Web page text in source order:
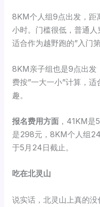
8KM个人组9点出发，
小时。门槛很低，普通
适合作为越野跑的”入门第
8KM亲子组也是9点出发
费按”一大一小”计算，
趣。
报名费用方面 ，41KM
是298元，8KM个人组
于5月24日截止。
吃在北灵山
说实话，北灵山上真的